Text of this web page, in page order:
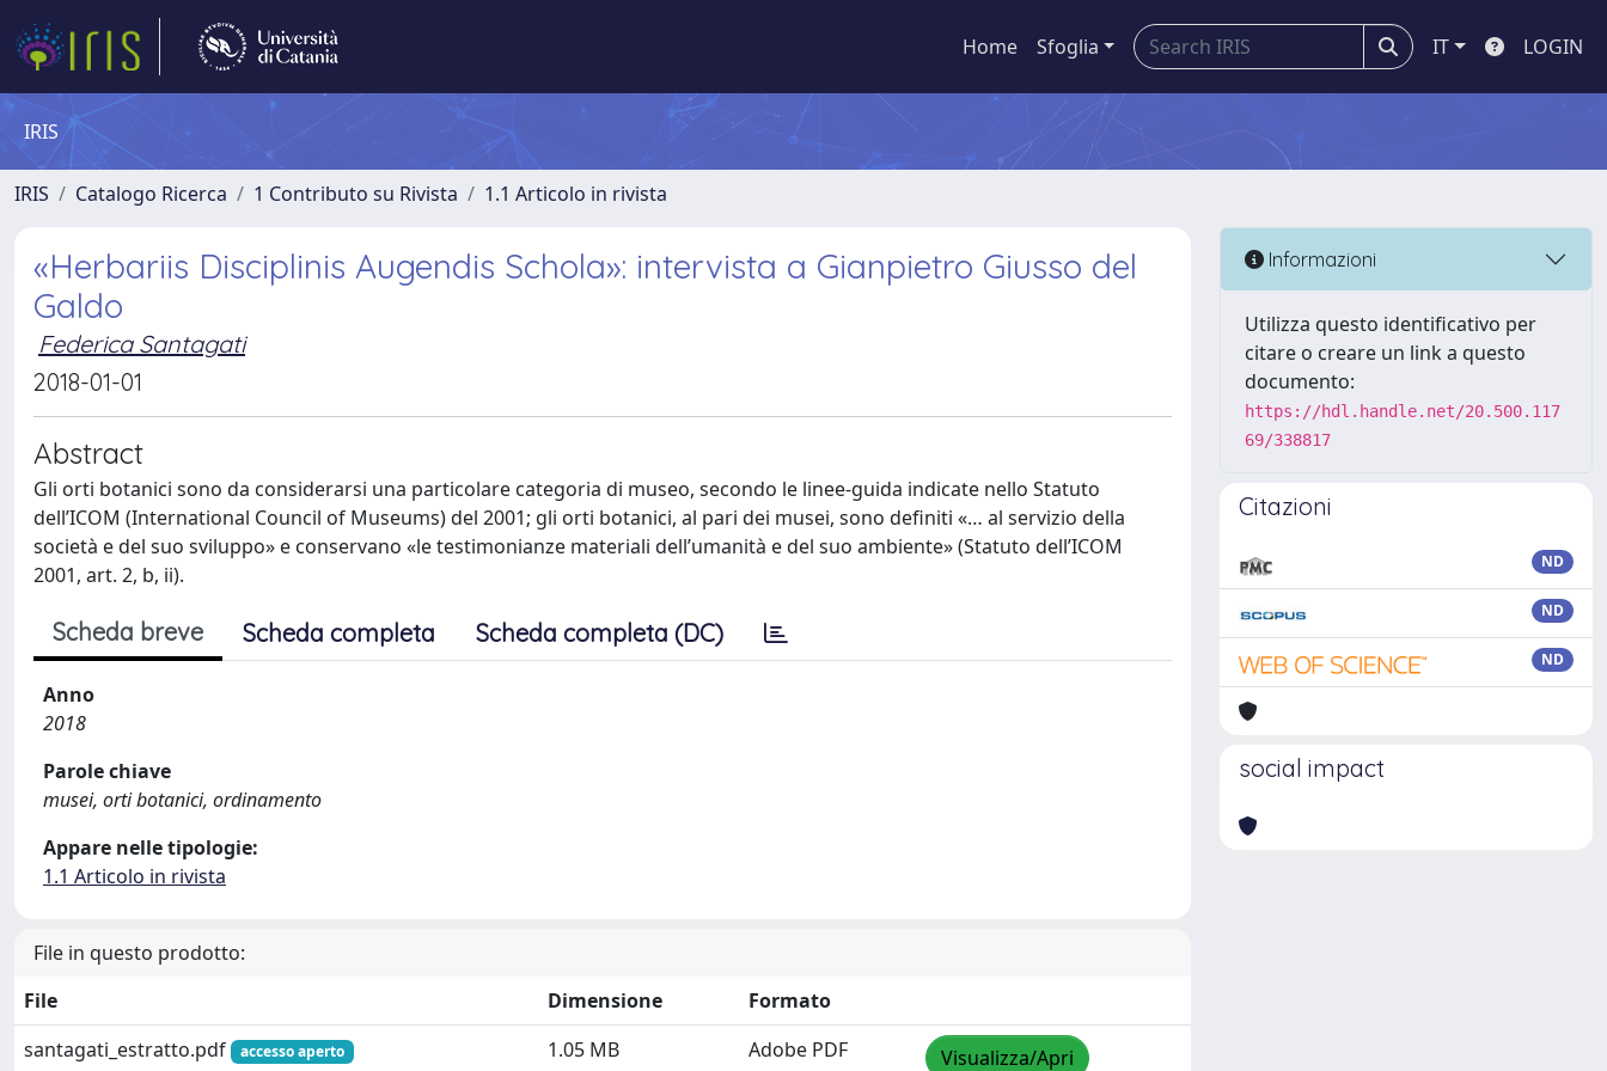
Home Sfoglia IT LOGIN
IRIS
IRIS Catalogo Ricerca 1 Contributo su Rivista 1.1 Articolo in rivista
«Herbariis Disciplinis Augendis Schola»: intervista a Gianpietro Giusso del
Galdo
Federica Santagati
2018-01-01
Abstract
Gli orti botanici sono da considerarsi una particolare categoria di museo, secondo le linee-guida indicate nello Statuto
dell’ICOM (International Council of Museums) del 2001; gli orti botanici, al pari dei musei, sono definiti «… al servizio della
società e del suo sviluppo» e conservano «le testimonianze materiali dell’umanità e del suo ambiente» (Statuto dell’ICOM
2001, art. 2, b, ii).
Scheda breve Scheda completa Scheda completa (DC)
Anno
2018
Parole chiave
musei, orti botanici, ordinamento
Appare nelle tipologie:
1.1 Articolo in rivista
File in questo prodotto:
File
Dimensione
Formato
santagati_estratto.pdf
accesso aperto 1.05 MB Adobe PDF Visualizza/Apri
Informazioni
Utilizza questo identificativo per
citare o creare un link a questo
documento:
https://hdl.handle.net/20.500.117
69/338817
Citazioni
ND
ND
ND
social impact